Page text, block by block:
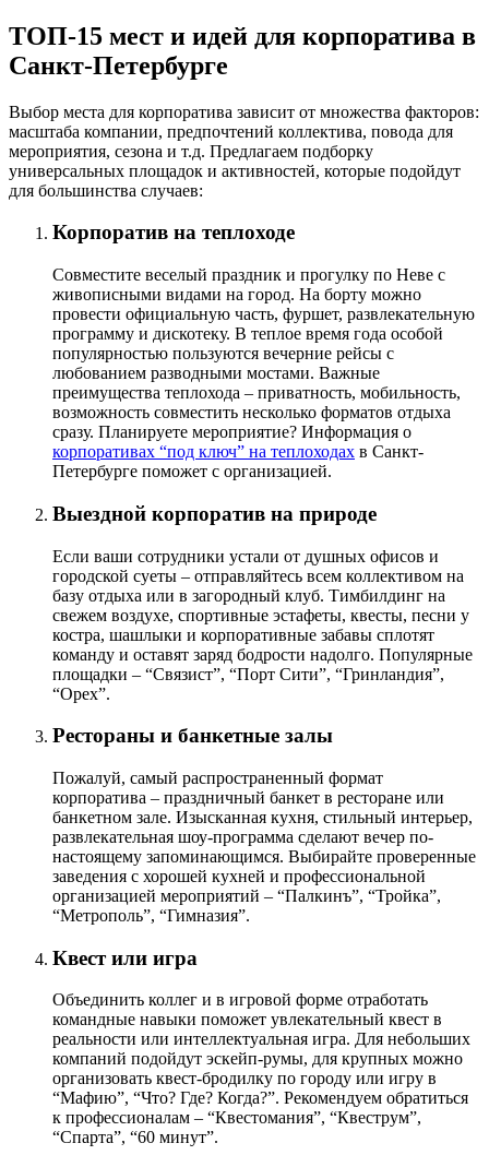
ТОП-15 мест и идей для корпоратива в
Санкт-Петербурге
Выбор места для корпоратива зависит от множества факторов:
масштаба компании, предпочтений коллектива, повода для
мероприятия, сезона и т.д. Предлагаем подборку
универсальных площадок и активностей, которые подойдут
для большинства случаев:
Корпоратив на теплоходе
Совместите веселый праздник и прогулку по Неве с
живописными видами на город. На борту можно
провести официальную часть, фуршет, развлекательную
программу и дискотеку. В теплое время года особой
популярностью пользуются вечерние рейсы с
любованием разводными мостами. Важные
преимущества теплохода – приватность, мобильность,
возможность совместить несколько форматов отдыха
сразу. Планируете мероприятие? Информация о
корпоративах “под ключ” на теплоходах в Санкт-
Петербурге поможет с организацией.
Выездной корпоратив на природе
Если ваши сотрудники устали от душных офисов и
городской суеты – отправляйтесь всем коллективом на
базу отдыха или в загородный клуб. Тимбилдинг на
свежем воздухе, спортивные эстафеты, квесты, песни у
костра, шашлыки и корпоративные забавы сплотят
команду и оставят заряд бодрости надолго. Популярные
площадки – “Связист”, “Порт Сити”, “Гринландия”,
“Орех”.
Рестораны и банкетные залы
Пожалуй, самый распространенный формат
корпоратива – праздничный банкет в ресторане или
банкетном зале. Изысканная кухня, стильный интерьер,
развлекательная шоу-программа сделают вечер по-
настоящему запоминающимся. Выбирайте проверенные
заведения с хорошей кухней и профессиональной
организацией мероприятий – “Палкинъ”, “Тройка”,
“Метрополь”, “Гимназия”.
Квест или игра
Объединить коллег и в игровой форме отработать
командные навыки поможет увлекательный квест в
реальности или интеллектуальная игра. Для небольших
компаний подойдут эскейп-румы, для крупных можно
организовать квест-бродилку по городу или игру в
“Мафию”, “Что? Где? Когда?”. Рекомендуем обратиться
к профессионалам – “Квестомания”, “Квеструм”,
“Спарта”, “60 минут”.